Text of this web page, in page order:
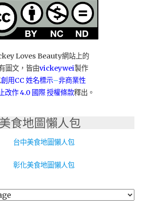
Loves Beauty網站上的
圖文，皆由vickeywei製作
創用CC 姓名標示–非商業性
改作4.0 國際 授權條款釋出。
美食地圖懶人包